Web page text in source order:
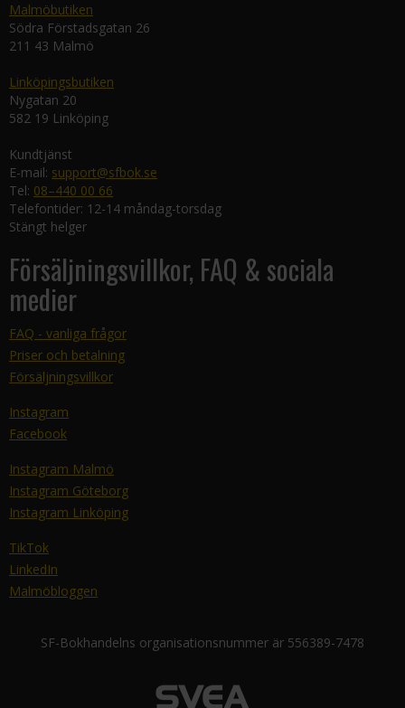
Malmöbutiken
Södra Förstadsgatan 26
211 43 Malmö
Linköpingsbutiken
Nygatan 20
582 19 Linköping
Kundtjänst
E-mail: support@sfbok.se
Tel: 08–440 00 66
Telefontider: 12-14 måndag-torsdag
Stängt helger
Försäljningsvillkor, FAQ & sociala
medier
FAQ - vanliga frågor
Priser och betalning
Försäljningsvillkor
Instagram
Facebook
Instagram Malmö
Instagram Göteborg
Instagram Linköping
TikTok
LinkedIn
Malmöbloggen
SF-Bokhandelns organisationsnummer är 556389-7478